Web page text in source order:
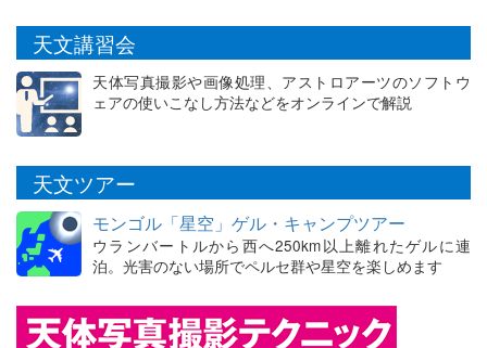
天文講習会
天体写真撮影や画像処理、アストロアーツのソフトウ
ェアの使いこなし方法などをオンラインで解説
天文ツアー
モンゴル「星空」ゲル・キャンプツアー
ウランバートルから西へ250km以上離れたゲルに連
泊。光害のない場所でペルセ群や星空を楽しめます